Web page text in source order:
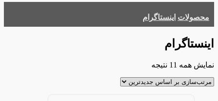
محصولات اینستاگرام
اینستاگرام
نمایش همه 11 نتیجه
اساس